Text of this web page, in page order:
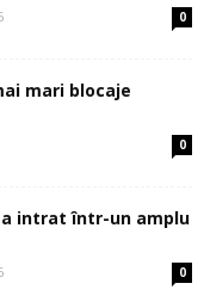
0
mari blocaje
0
a intrat într-un amplu
0